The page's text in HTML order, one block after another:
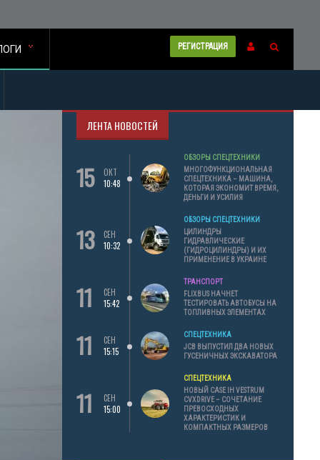
РЕГИСТРАЦИЯ
ЛЕНТА НОВОСТЕЙ
15
ОКТ
10:48
ОБЗОРЫ СПЕЦТЕХНИКИ
МНОГОФУНКЦИОНАЛЬНАЯ
СПЕЦТЕХНИКА – МАШИНА,
КОТОРАЯ ЭКОНОМИТ ВРЕМЯ,
ДЕНЬГИ И УСИЛИЯ
13
СЕН
10:32
ОБЗОРЫ СПЕЦТЕХНИКИ
ЦИЛИНДРЫ
ГИДРАВЛИЧЕСКИЕ
(ГИДРОЦИЛИНДРЫ) И ИХ
ПРИМЕНЕНИЕ В УКРАИНЕ
11
СЕН
15:42
ТРАНСПОРТ
FLIXBUS НАЧНЕТ
ТЕСТИРОВАТЬ АВТОБУСЫ НА
ТОПЛИВНЫХ ЭЛЕМЕНТАХ
11
СЕН
15:15
СПЕЦТЕХНИКА
JCB ВЫПУСТИЛ ДВА НОВЫХ
ГУСЕНИЧНЫХ ЭКСКАВАТОРА
11
СЕН
15:00
СПЕЦТЕХНИКА
НОВЫЙ CASE IH VESTRUM
CVXDRIVE – СОЧЕТАНИЕ
ПРЕВОСХОДНЫХ
ХАРАКТЕРИСТИК И
КОМПАКТНЫХ РАЗМЕРОВ